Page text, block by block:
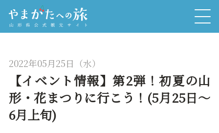
【イベント情報】第2弾！初夏の山
形・花まつりに行こう！(5月25日～
6月上旬)
2022年05月25日（水）